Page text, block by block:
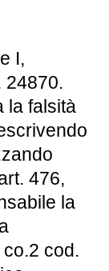
I,
24870.
la falsità
476,
la
co.2 cod.